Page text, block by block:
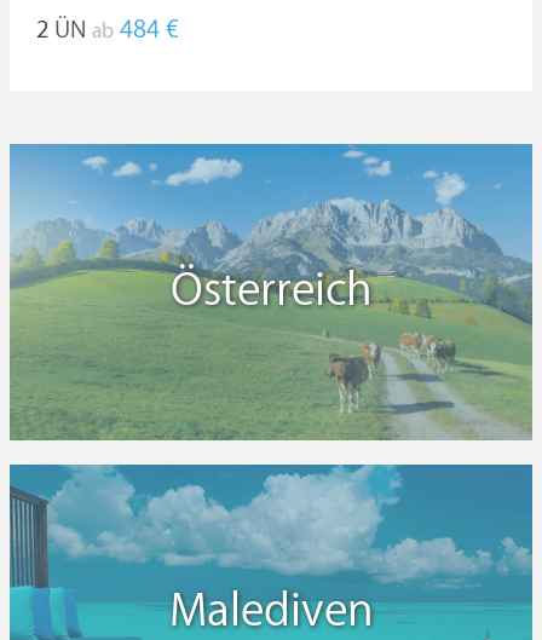
2 ÜN ab 484 €
Österreich
Malediven